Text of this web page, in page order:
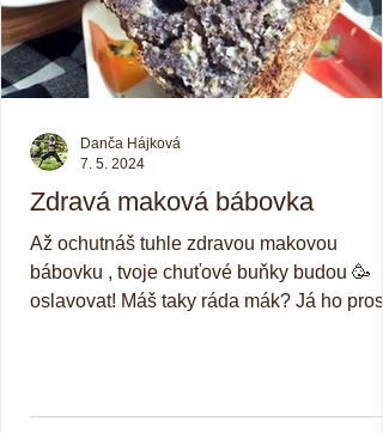
Zdravá maková bábovka
Až ochutnáš tuhle zdravou makovou
bábovku , tvoje chuťové buňky budou 🥳
oslavovat! Máš taky ráda mák? Já ho
Danča Hájková
7. 5. 2024